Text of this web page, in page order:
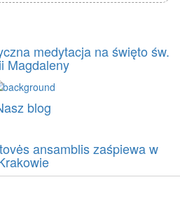
medytacja na święto św.
Magdaleny
blog
ansamblis zaśpiewa w